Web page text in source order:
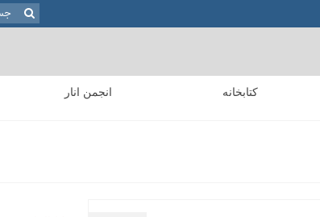
جستجو
کتابخانه انجمن انار